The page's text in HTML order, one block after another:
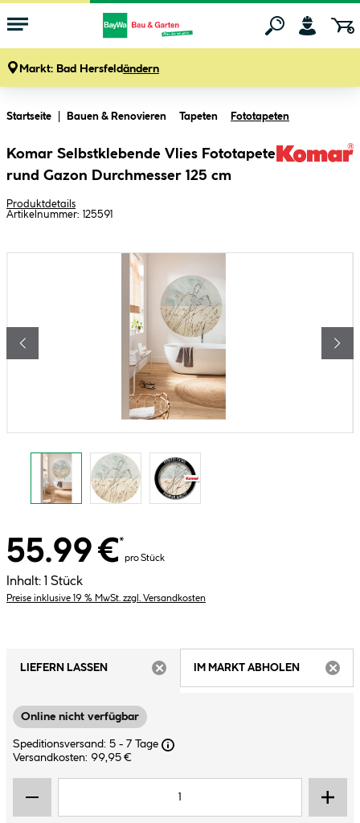
Markt: Bad Hersfeldändern
Startseite Bauen & Renovieren Tapeten Fototapeten
Komar Selbstklebende Vlies Fototapete
rund Gazon Durchmesser 125 cm
Produktdetails
Artikelnummer: 125591
Bildergalerie überspringen
55.99 €*
pro Stück
Inhalt: 1 Stück
Preise inklusive 19 % MwSt. zzgl. Versandkosten
LIEFERN LASSEN
IM MARKT ABHOLEN
Online nicht verfügbar
Speditionsversand: 5 - 7 Tage
Versandkosten: 99,95 €